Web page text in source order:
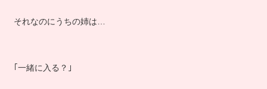
それなのにうちの姉は…
｢一緒に入る？｣